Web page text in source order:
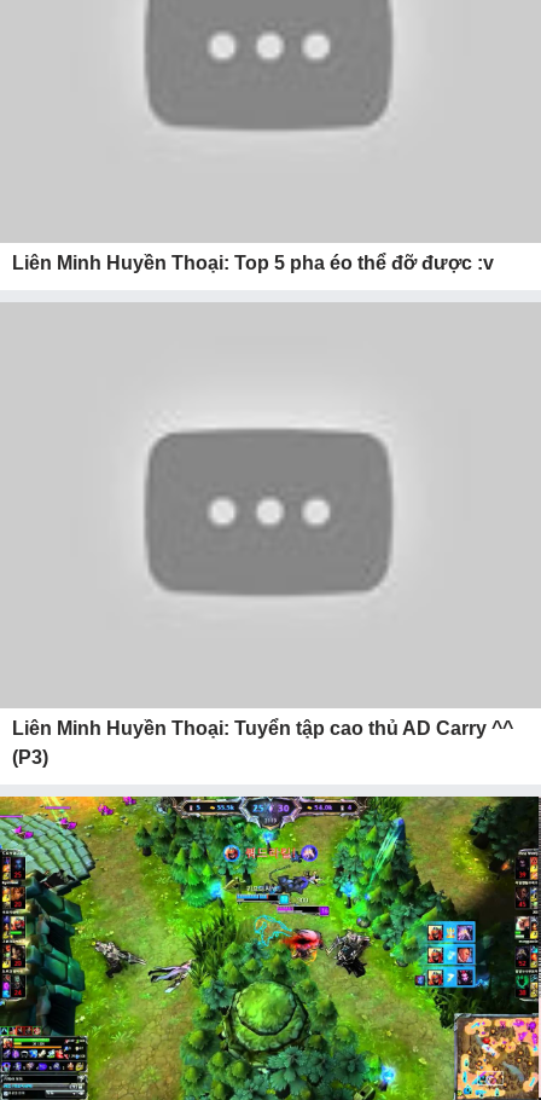
Liên Minh Huyền Thoại: Top 5 pha éo thể đỡ được :v
Liên Minh Huyền Thoại: Tuyển tập cao thủ AD Carry ^^
(P3)